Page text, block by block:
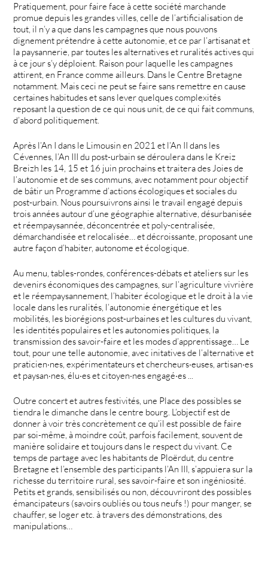
Pratiquement, pour faire face à cette société marchande
promue depuis les grandes villes, celle de l’artificialisation de
tout, il n’y a que dans les campagnes que nous pouvons
dignement prétendre à cette autonomie, et ce par l’artisanat et
la paysannerie, par toutes les alternatives et ruralités actives qui
à ce jour s’y déploient. Raison pour laquelle les campagnes
attirent, en France comme ailleurs. Dans le Centre Bretagne
notamment. Mais ceci ne peut se faire sans remettre en cause
certaines habitudes et sans lever quelques complexités
reposant la question de ce qui nous unit, de ce qui fait communs,
d’abord politiquement.
Après l’An I dans le Limousin en 2021 et l’An II dans les
Cévennes, l’An III du post-urbain se déroulera dans le Kreiz
Breizh les 14, 15 et 16 juin prochains et traitera des Joies de
l’autonomie et de ses communs, avec notamment pour objectif
de bâtir un Programme d’actions écologiques et sociales du
post-urbain. Nous poursuivrons ainsi le travail engagé depuis
trois années autour d’une géographie alternative, désurbanisée
et réempaysannée, déconcentrée et poly-centralisée,
démarchandisée et relocalisée… et décroissante, proposant une
autre façon d’habiter, autonome et écologique.
Au menu, tables-rondes, conférences-débats et ateliers sur les
devenirs économiques des campagnes, sur l’agriculture vivrière
et le réempaysannement, l’habiter écologique et le droit à la vie
locale dans les ruralités, l’autonomie énergétique et les
mobilités, les biorégions post-urbaines et les cultures du vivant,
les identités populaires et les autonomies politiques, la
transmission des savoir-faire et les modes d’apprentissage… Le
tout, pour une telle autonomie, avec initatives de l’alternative et
praticien·nes, expérimentateurs et chercheurs·euses, artisan·es
et paysan·nes, élu·es et citoyen·nes engagé·es ...
Outre concert et autres festivités, une Place des possibles se
tiendra le dimanche dans le centre bourg. L’objectif est de
donner à voir très concrètement ce qu’il est possible de faire
par soi-même, à moindre coût, parfois facilement, souvent de
manière solidaire et toujours dans le respect du vivant. Ce
temps de partage avec les habitants de Ploërdut, du centre
Bretagne et l’ensemble des participants l’An III, s’appuiera sur la
richesse du territoire rural, ses savoir-faire et son ingéniosité.
Petits et grands, sensibilisés ou non, découvriront des possibles
émancipateurs (savoirs oubliés ou tous neufs !) pour manger, se
chauffer, se loger etc. à travers des démonstrations, des
manipulations…